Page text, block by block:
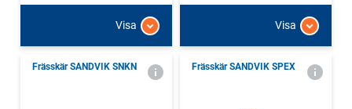
Visa Visa
Frässkär SANDVIK SNKN Frässkär SANDVIK SPEX